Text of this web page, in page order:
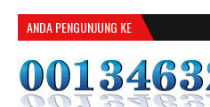
ANDA PENGUNJUNG KE